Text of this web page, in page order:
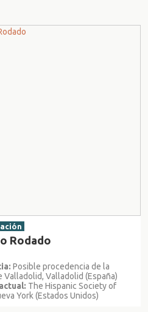
Rodado
Posible procedencia de la
Valladolid, Valladolid (España)
The Hispanic Society of
York (Estados Unidos)